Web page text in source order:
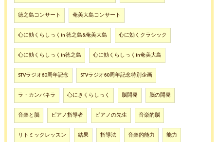
徳之島コンサート 奄美大島コンサート
心に効くらしっくin 徳之島&奄美大島 心に効くクラシック
心に効くらしっくin徳之島 心に効くらしっくin奄美大島
STVラジオ60周年記念 STVラジオ60周年記念特別企画
ラ・カンパネラ 心にきくらしっく 脳開発 脳の開発
音楽と脳 ピアノ指導者 ピアノの先生 音楽的脳
リトミックレッスン 結果 指導法 音楽的能力 能力